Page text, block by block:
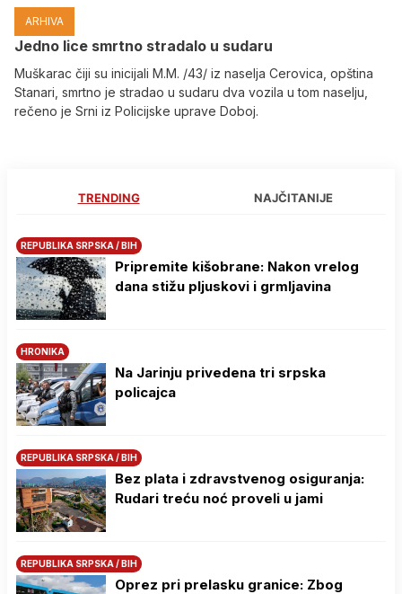
ARHIVA
Јedno lice smrtno stradalo u sudaru
Muškarac čiji su inicijali M.M. /43/ iz naselja Cerovica, opština
Stanari, smrtno je stradao u sudaru dva vozila u tom naselju,
rečeno je Srni iz Policijske uprave Doboj.
TRENDING NAJČITANIJE
REPUBLIKA SRPSKA / BIH
Pripremite kišobrane: Nakon vrelog
dana stižu pljuskovi i grmljavina
HRONIKA
Na Јarinju privedena tri srpska
policajca
REPUBLIKA SRPSKA / BIH
Bez plata i zdravstvenog osiguranja:
Rudari treću noć proveli u jami
REPUBLIKA SRPSKA / BIH
Oprez pri prelasku granice: Zbog